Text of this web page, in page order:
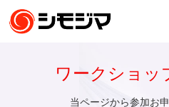
ワークショッ
当ページから参加お